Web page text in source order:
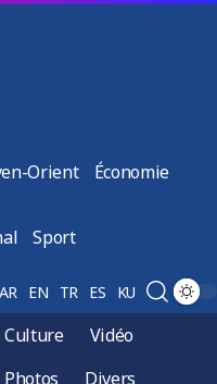
Orient Économie
Sport
AR EN TR ES KU
Culture
Vidéo
Photos
Divers